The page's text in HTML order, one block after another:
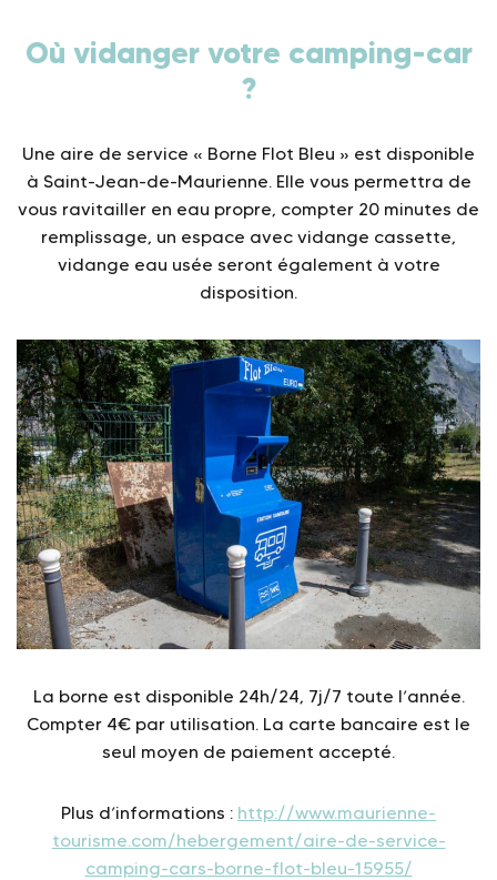
Où vidanger votre camping-car
?
Une aire de service « Borne Flot Bleu » est disponible
à Saint-Jean-de-Maurienne. Elle vous permettra de
vous ravitailler en eau propre, compter 20 minutes de
remplissage, un espace avec vidange cassette,
vidange eau usée seront également à votre
disposition.
La borne est disponible 24h/24, 7j/7 toute l’année.
Compter 4€ par utilisation. La carte bancaire est le
seul moyen de paiement accepté.
Plus d’informations : http://www.maurienne-
tourisme.com/hebergement/aire-de-service-
camping-cars-borne-flot-bleu-15955/